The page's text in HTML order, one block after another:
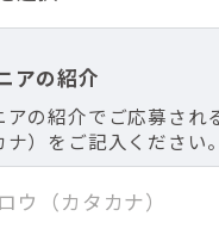
アの紹介
アの紹介でご応募され
）をご記入ください。